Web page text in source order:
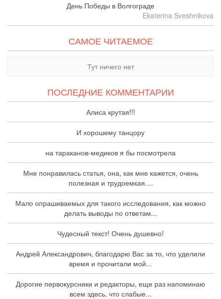
День Победы в Волгограде
Ekaterina Sveshnikova
САМОЕ ЧИТАЕМОЕ
Тут ничего нет
ПОСЛЕДНИЕ КОММЕНТАРИИ
Алиса крутая!!!
И хорошему танцору
на тараканов-медиков я бы посмотрела
Мне понравилась статья, она, как мне кажется, очень
полезная и трудоемкая....
Мало опрашиваемых для такого исследования, как можно
делать выводы по ответам...
Чудесный текст! Очень душевно!
Андрей Александрович, благодарю Вас за то, что уделили
время и прочитали мой...
Дорогие первокурсники и редакторы, еще раз напоминаю
всем здесь, что слабые...